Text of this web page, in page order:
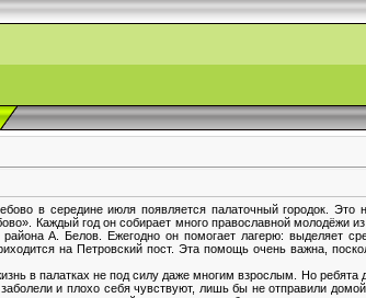
в середине июля появляется палаточный городок. Это
Каждый год он собирает много православной молодёжи
А. Белов. Ежегодно он помогает лагерю: выделяет
на Петровский пост. Эта помощь очень важна,
в палатках не под силу даже многим взрослым. Но ребята
и плохо себя чувствуют, лишь бы не отправили